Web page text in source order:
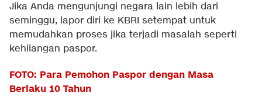
Jika Anda mengunjungi negara lain lebih dari
seminggu, lapor diri ke KBRI setempat untuk
memudahkan proses jika terjadi masalah seperti
kehilangan paspor.
FOTO: Para Pemohon Paspor dengan Masa
Berlaku 10 Tahun